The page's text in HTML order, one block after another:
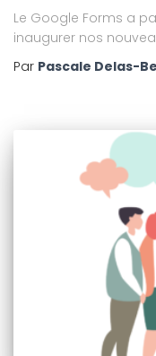
Le Google Forms a
inaugurer nos
Par Pascale Delas-